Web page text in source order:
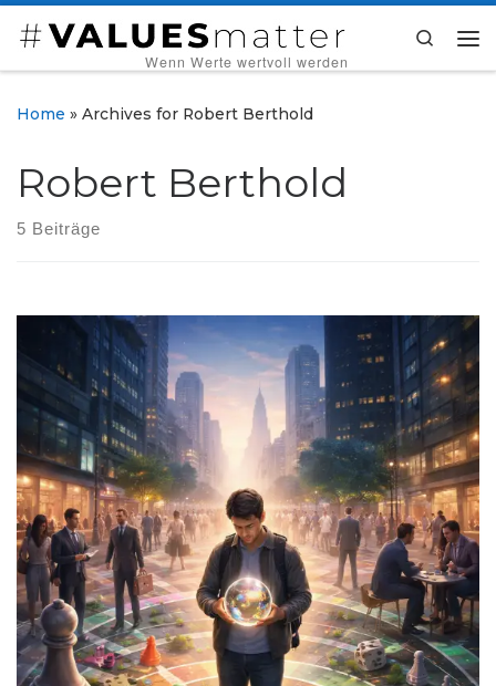
Zum Inhalt springen
‎ ‎ ‎ ‎ ‎ ‎ ‎ ‎ ‎Wenn Werte wertvoll werden
Search
Home » Archives for Robert Berthold
Robert Berthold
5 Beiträge